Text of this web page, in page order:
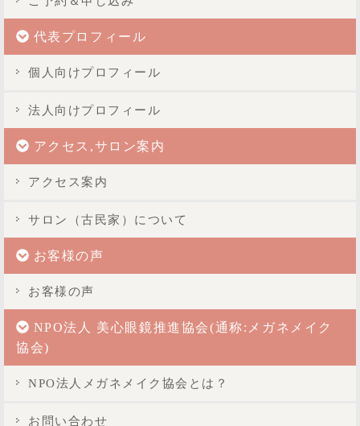
代表プロフィール
個人向けプロフィール
法人向けプロフィール
アクセス,サロン案内
アクセス案内
サロン（古民家）について
お客様の声
お客様の声
NPO法人 美心眼鏡推進協会(通称:メガネメイク
協会)
NPO法人メガネメイク協会とは？
お問い合わせ